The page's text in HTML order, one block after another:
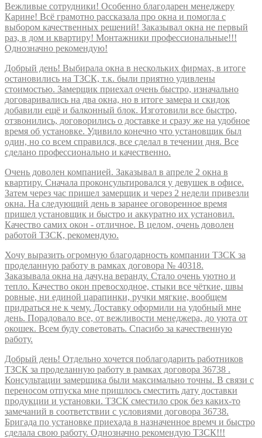
Вежливые сотрудники! Особенно благодарен менеджеру
Карине! Всё грамотно рассказала про окна и помогла с
выбором качественных решений! Заказывал окна не первый
раз, в дом и квартиру! Монтажники профессиональные!!!
Однозначно рекомендую!
Добрый день! Выбирала окна в нескольких фирмах, в итоге
остановились на ТЗСК, т.к. были приятно удивлены
стоимостью. Замерщик приехал очень быстро, изначально
договаривались на два окна, но в итоге замера и скидок
добавили ещё и балконный блок. Изготовили все быстро,
отзвонились, договорились о доставке и сразу же на удобное
время об установке. Удивило конечно что установщик был
один, но со всем справился, все сделал в течении дня. Все
сделано профессионально и качественно.
Очень доволен компанией. Заказывал в апреле 2 окна в
квартиру. Сначала проконсультировался у девушек в офисе.
Затем через час пришел замерщик и через 2 недели привезли
окна. На следующий день в заранее оговоренное время
пришел установщик и быстро и аккуратно их установил.
Качество самих окон - отличное. В целом, очень доволен
работой ТЗСК, рекомендую.
Хочу выразить огромную благодарность компании ТЗСК за
проделанную работу в рамках договора № 40318.
Заказывала окна на дачу,на веранду. Стало очень уютно и
тепло. Качество окон превосходное, стыки все чёткие, швы
ровные, ни единой царапинки, ручки мягкие, вообщем
придраться не к чему. Доставку оформили на удобный мне
день. Порадовало все, от вежливости менеджера, до уюта от
окошек. Всем буду советовать. Спасибо за качественную
работу.
Добрый день! Отдельно хочется поблагодарить работников
ТЗСК за проделанную работу в рамках договора 36738 .
Консультации замерщика были максимально точны. В связи с
переносом отпуска мне пришлось сместить дату доставки
продукции и установки. ТЗСК сместило срок без каких-то
замечаний в соответствии с условиями договора 36738.
Бригада по установке приехада в назначенное времч и быстро
сделала свою работу. Однозначно рекомендую ТЗСК!!!